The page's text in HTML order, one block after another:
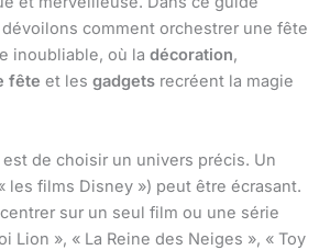
comment orchestrer une fête
inoubliable, où la décoration,
fête et les gadgets recréent la magie
de choisir un univers précis. Un
les films Disney ») peut être écrasant.
sur un seul film ou une série
Lion », « La Reine des Neiges », « Toy